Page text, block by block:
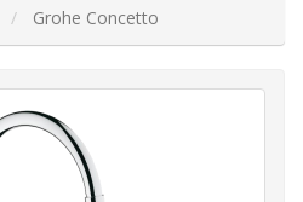
Grohe Concetto